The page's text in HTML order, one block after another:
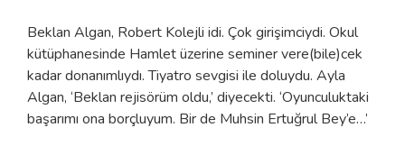
Beklan Algan, Robert Kolejli idi. Çok girişimciydi. Okul
kütüphanesinde Hamlet üzerine seminer vere(bile)cek
kadar donanımlıydı. Tiyatro sevgisi ile doluydu. Ayla
Algan, ‘Beklan rejisörüm oldu,’ diyecekti. ‘Oyunculuktaki
başarımı ona borçluyum. Bir de Muhsin Ertuğrul Bey’e…’